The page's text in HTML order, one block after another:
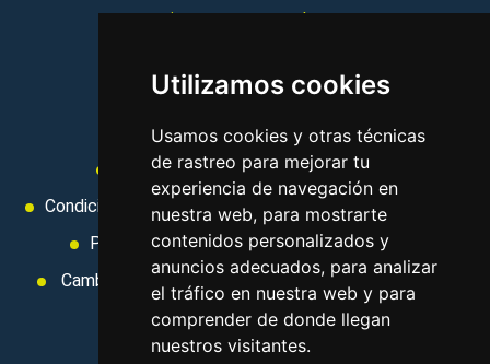
Utilizamos cookies
Usamos cookies y otras técnicas
de rastreo para mejorar tu
experiencia de navegación en
nuestra web, para mostrarte
contenidos personalizados y
anuncios adecuados, para analizar
el tráfico en nuestra web y para
comprender de donde llegan
nuestros visitantes.
vacaciones, paquetes de
Aviso legal
Condiciones de uso
Condiciones Generales
Ley de Viajes Combinados
Política de privacidad
Uso de cookies
Cambiar preferencias de cookies
Area privada
Contacto